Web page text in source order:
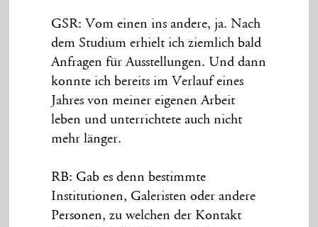
GSR: Vom einen ins andere, ja. Nach
dem Studium erhielt ich ziemlich bald
Anfragen für Ausstellungen. Und dann
konnte ich bereits im Verlauf eines
Jahres von meiner eigenen Arbeit
leben und unterrichtete auch nicht
mehr länger.
RB: Gab es denn bestimmte
Institutionen, Galeristen oder andere
Personen, zu welchen der Kontakt